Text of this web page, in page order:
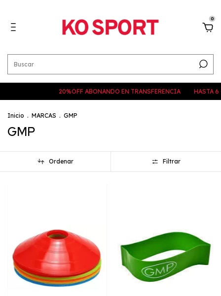
0
20%OFF ABONANDO EN TRANSFERENCIA HASTA 6 CUOTAS
Inicio . MARCAS . GMP
GMP
Ordenar Filtrar